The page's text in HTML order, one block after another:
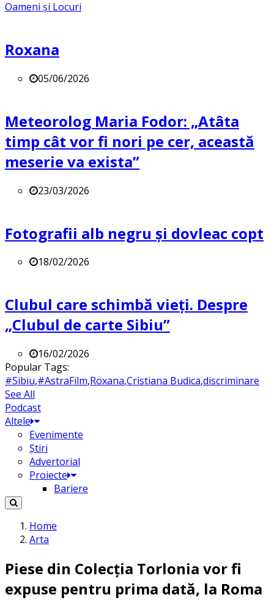
Oameni și Locuri
Roxana
05/06/2026
Meteorolog Maria Fodor: „Atâta
timp cât vor fi nori pe cer, această
meserie va exista”
23/03/2026
Fotografii alb negru și dovleac copt
18/02/2026
Clubul care schimbă vieți. Despre
„Clubul de carte Sibiu”
16/02/2026
Popular Tags:
#Sibiu,#AstraFilm,Roxana,Cristiana Budica,discriminare
See All
Podcast
Altele
Evenimente
Știri
Advertorial
Proiecte
Bariere
Home
Arta
Piese din Colecția Torlonia vor fi
expuse pentru prima dată, la Roma